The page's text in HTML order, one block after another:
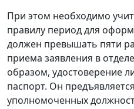
При этом необходимо
правилу период для
должен превышать пяти
приема заявления в
образом, удостоверение
паспорт. Он
уполномоченных